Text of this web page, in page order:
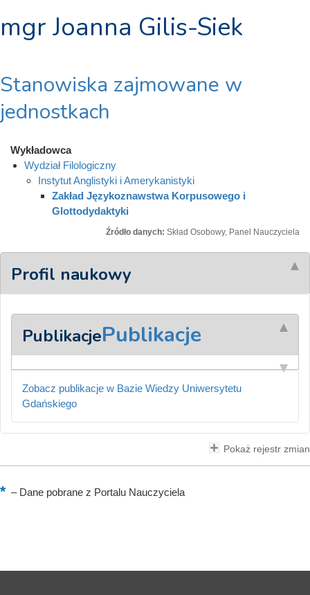
mgr Joanna Gilis-Siek
Stanowiska zajmowane w
jednostkach
Wykładowca
Wydział Filologiczny
Instytut Anglistyki i Amerykanistyki
Zakład Językoznawstwa Korpusowego i
Glottodydaktyki
Źródło danych: Skład Osobowy, Panel Nauczyciela
Profil naukowy
PublikacjePublikacje
Zobacz publikacje w Bazie Wiedzy Uniwersytetu
Gdańskiego
Pokaż rejestr zmian
–Dane pobrane z Portalu Nauczyciela